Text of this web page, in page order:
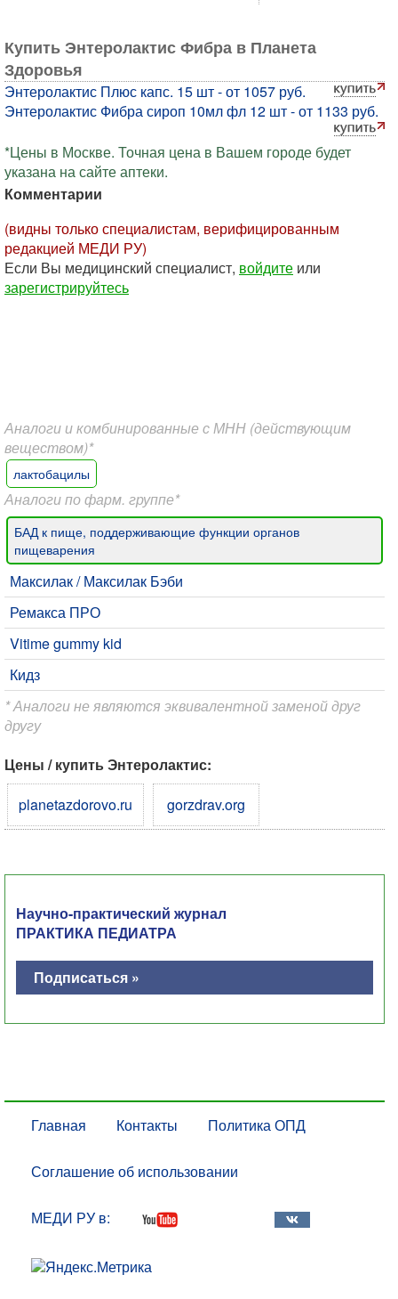
Купить Энтеролактис Фибра в Планета
Здоровья
Энтеролактис Плюс капс. 15 шт - от 1057 руб.
Энтеролактис Фибра сироп 10мл фл 12 шт - от 1133 руб.
*Цены в Москве. Точная цена в Вашем городе будет
указана на сайте аптеки.
Комментарии
(видны только специалистам, верифицированным
редакцией МЕДИ РУ)
Если Вы медицинский специалист, войдите или
зарегистрируйтесь
Аналоги и комбинированные с МНН (действующим
веществом)*
лактобацилы
Аналоги по фарм. группе*
БАД к пище, поддерживающие функции органов
пищеварения
Максилак / Максилак Бэби
Ремакса ПРО
Vitime gummy kid
Кидз
* Аналоги не являются эквивалентной заменой друг
другу
Цены / купить Энтеролактис:
planetazdorovo.ru
gorzdrav.org
Научно-практический журнал
ПРАКТИКА ПЕДИАТРА
Подписаться »
Главная Контакты Политика ОПД
Соглашение об использовании
МЕДИ РУ в: